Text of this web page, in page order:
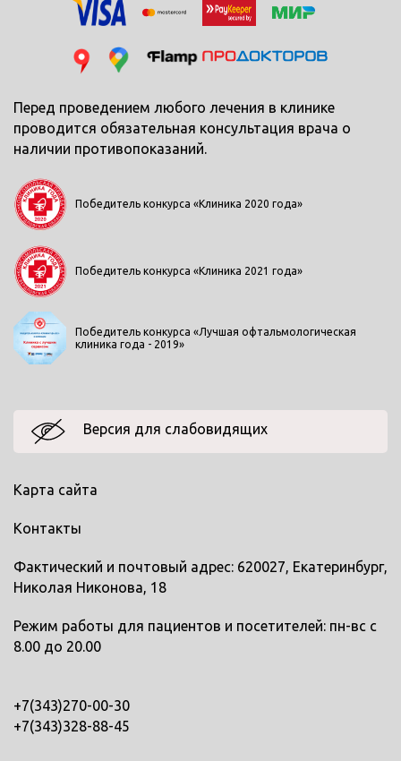
Перед проведением любого лечения в клинике
проводится обязательная консультация врача о
наличии противопоказаний.
Победитель конкурса «Клиника 2020 года»
Победитель конкурса «Клиника 2021 года»
Победитель конкурса «Лучшая офтальмологическая
клиника года - 2019»
Версия для слабовидящих
Карта сайта
Контакты
Фактический и почтовый адрес: 620027, Екатеринбург,
Николая Никонова, 18
Режим работы для пациентов и посетителей: пн-вс с
8.00 до 20.00
+7(343)270-00-30
+7(343)328-88-45